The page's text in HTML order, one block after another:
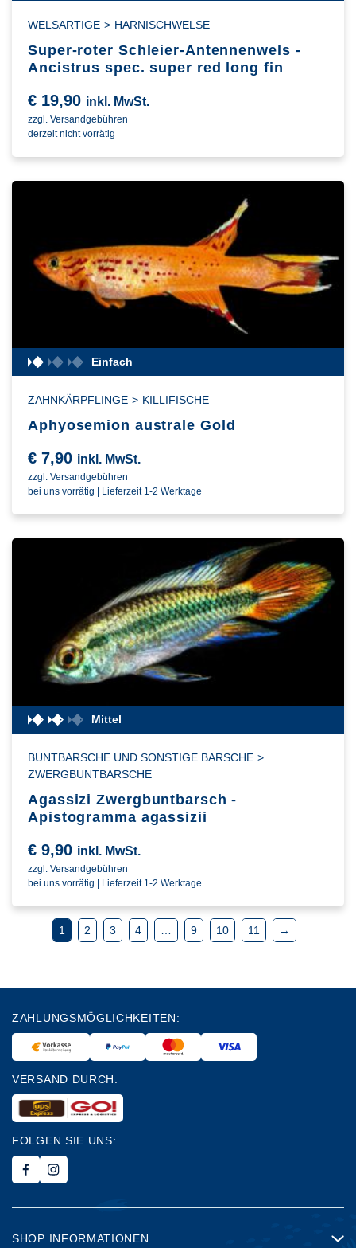
WELSARTIGE > HARNISCHWELSE
Super-roter Schleier-Antennenwels -
Ancistrus spec. super red long fin
€ 19,90 inkl. MwSt.
zzgl. Versandgebühren
derzeit nicht vorrätig
Einfach
ZAHNKÄRPFLINGE > KILLIFISCHE
Aphyosemion australe Gold
€ 7,90 inkl. MwSt.
zzgl. Versandgebühren
bei uns vorrätig | Lieferzeit 1-2 Werktage
Mittel
BUNTBARSCHE UND SONSTIGE BARSCHE >
ZWERGBUNTBARSCHE
Agassizi Zwergbuntbarsch -
Apistogramma agassizii
€ 9,90 inkl. MwSt.
zzgl. Versandgebühren
bei uns vorrätig | Lieferzeit 1-2 Werktage
1 2 3 4 9 10 11 →
ZAHLUNGSMÖGLICHKEITEN:
VERSAND DURCH:
FOLGEN SIE UNS:
SHOP INFORMATIONEN